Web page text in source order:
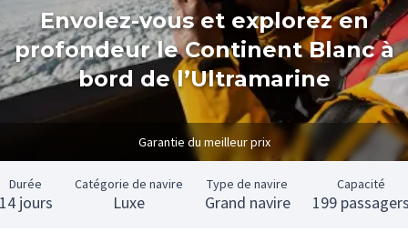
Envolez-vous et explorez en
profondeur le Continent Blanc à
bord de l’Ultramarine
Garantie du meilleur prix
Durée
jours
Catégorie de navire
Luxe
Type de navire
Grand navire
Capacité
199